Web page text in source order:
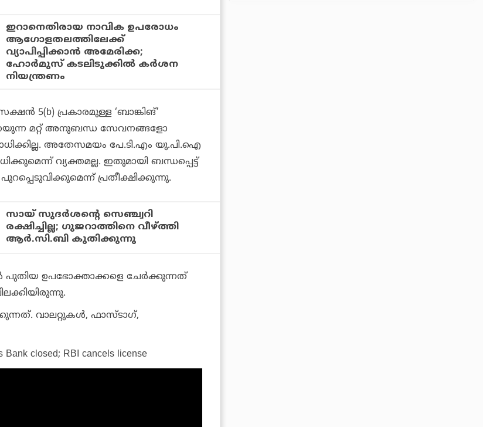
ഇറാനെതിരായ നാവിക ഉപരോധം
ആഗോളതലത്തിലേക്ക്
വ്യാപിപ്പിക്കാന്‍ അമേരിക്ക;
ഹോര്‍മുസ് കടലിടുക്കില്‍ കര്‍ശന
നിയന്ത്രണം
5(b) പ്രകാരമുള്ള ‘ബാങ്കിങ്’
മറ്റ് അനുബന്ധ സേവനങ്ങളോ
അതേസമയം പേ.ടി.എം യു.പി.ഐ
വ്യക്തമല്ല. ഇതുമായി ബന്ധപ്പെട്ട്
പ്രതീക്ഷിക്കുന്നു.
സായ് സുദർശന്റെ സെഞ്ച്വറി
രക്ഷിച്ചില്ല; ഗുജറാത്തിനെ വീഴ്ത്തി
ആർ.സി.ബി കുതിക്കുന്നു
പുതിയ ഉപഭോക്താക്കളെ ചേര്‍ക്കുന്നത്
വാലറ്റുകള്‍, ഫാസ്ടാഗ്,
Bank closed; RBI cancels license